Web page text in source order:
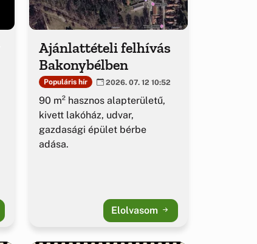
Ajánlattételi felhívás
Bakonybélben
Populáris hír 2026. 07. 12 10:52
90 m² hasznos alapterületű,
kivett lakóház, udvar,
gazdasági épület bérbe
adása.
Elolvasom